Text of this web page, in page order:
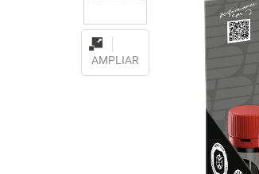
AMPLIAR